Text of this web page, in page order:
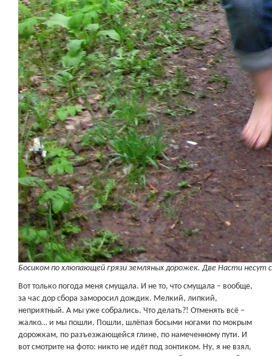
Босиком по хлюпающей грязи земляных дорожек. Две Насти
Вот только погода меня смущала. И не то, что смущала – вообще,
за час дор сбора заморосил дождик. Мелкий, липкий,
неприятный. А мы уже собрались. Что делать?! Отменять всё –
жалко… и мы пошли. Пошли, шлёпая босыми ногами по мокрым
дорожкам, по разъезжающейся глине, по намеченному пути. И
вот смотрите на фото: никто не идёт под зонтиком. Ну, я не взял,